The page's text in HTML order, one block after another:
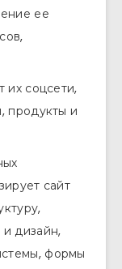
ее
их соцсети,
продукты и
сайт
и дизайн,
формы